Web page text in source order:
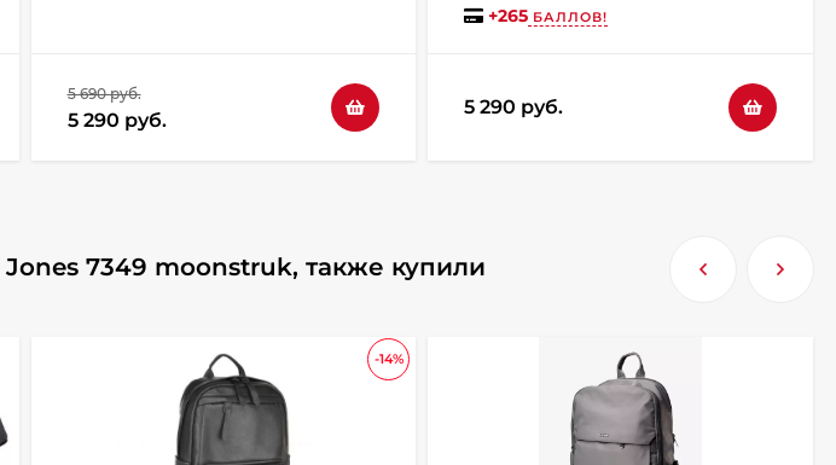
5 690 руб.
5 290 руб.
+265 БАЛЛОВ!
5 290 руб.
7349 moonstruk, также купили
-14%